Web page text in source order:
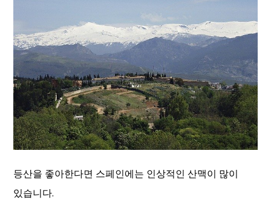
등산을 좋아한다면 스페인에는 인상적인 산맥이 많이
있습니다.